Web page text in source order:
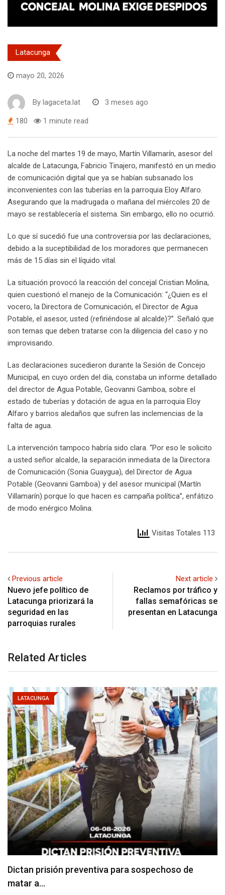
Latacunga
mayo 20, 2026
By lagaceta.lat 3 meses ago
180 1 minute read
La noche del martes 19 de mayo, Martín Villamarín, asesor del
alcalde de Latacunga, Fabricio Tinajero, manifestó en un medio
de comunicación digital que ya se habían subsanado los
inconvenientes con las tuberías en la parroquia Eloy Alfaro.
Asegurando que la madrugada o mañana del miércoles 20 de
mayo se restablecería el sistema. Sin embargo, ello no ocurrió.
Lo que sí sucedió fue una controversia por las declaraciones,
debido a la suceptibilidad de los moradores que permanecen
más de 15 días sin el líquido vital.
La situación provocó la reacción del concejal Cristian Molina,
quien cuestionó el manejo de la Comunicación: “¿Quien es el
vocero, la Directora de Comunicación, el Director de Agua
Potable, el asesor, usted (refiriéndose al alcalde)?”. Señaló que
son temas que deben tratarse con la diligencia del caso y no
improvisando.
Las declaraciones sucedieron durante la Sesión de Concejo
Municipal, en cuyo orden del día, constaba un informe detallado
del director de Agua Potable, Geovanni Gamboa, sobre el
estado de tuberías y dotación de agua en la parroquia Eloy
Alfaro y barrios aledaños que sufren las inclemencias de la
falta de agua.
La intervención tampoco habría sido clara. “Por eso le solicito
a usted señor alcalde, la separación inmediata de la Directora
de Comunicación (Sonia Guaygua), del Director de Agua
Potable (Geovanni Gamboa) y del asesor municipal (Martín
Villamarín) porque lo que hacen es campaña política”, enfátizo
de modo enérgico Molina.
Visitas Totales 113
Previous article
Nuevo jefe político de
Latacunga priorizará la
seguridad en las
parroquias rurales
Next article
Reclamos por tráfico y
fallas semafóricas se
presentan en Latacunga
Related Articles
LATACUNGA
Usuarios madrugan y hacen largas filas para
obtener…